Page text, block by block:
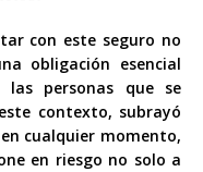
con este seguro no
obligación esencial
personas que se
contexto, subrayó
cualquier momento,
en riesgo no solo a